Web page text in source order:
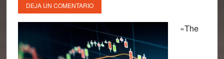
DEJA UN COMENTARIO
«The